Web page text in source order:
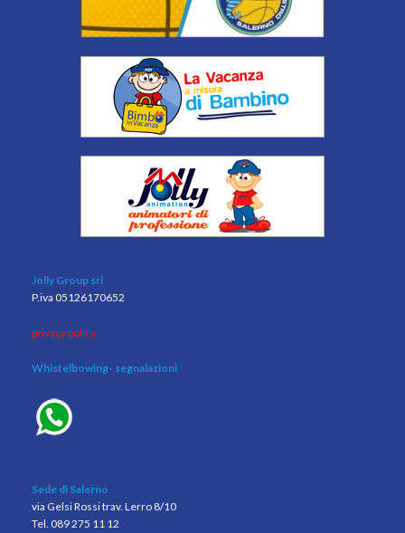
Jolly Group srl
P.iva 05126170652
privacy policy
Whistelbowing- segnalazioni
Sede di Salerno
via Gelsi Rossi trav. Lerro 8/10
Tel. 089 275 11 12